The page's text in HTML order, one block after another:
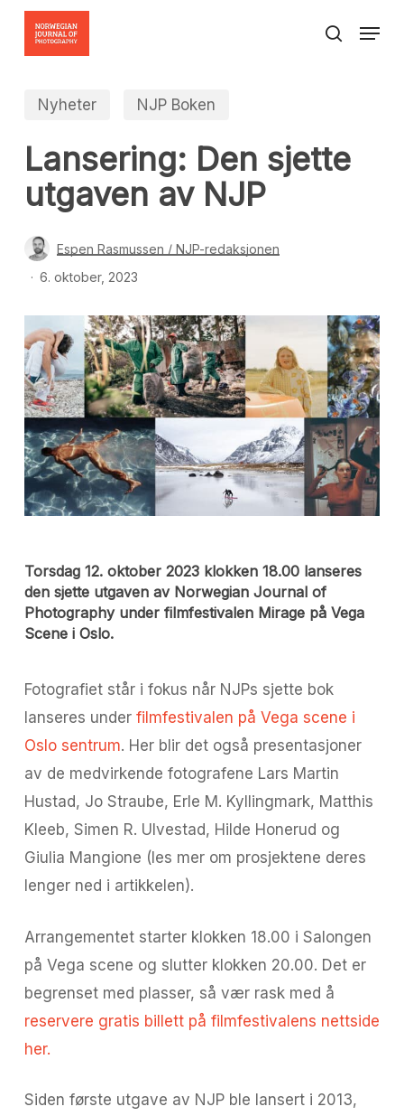
Skip
content
search
Menu
Nyheter NJP Boken
Lansering: Den sjette
utgaven av NJP
Espen Rasmussen / NJP-redaksjonen
6. oktober, 2023
Torsdag 12. oktober 2023 klokken 18.00 lanseres
den sjette utgaven av Norwegian Journal of
Photography under filmfestivalen Mirage på Vega
Scene i Oslo.
Fotografiet står i fokus når NJPs sjette bok
lanseres under filmfestivalen på Vega scene i
Oslo sentrum. Her blir det også presentasjoner
av de medvirkende fotografene Lars Martin
Hustad, Jo Straube, Erle M. Kyllingmark, Matthis
Kleeb, Simen R. Ulvestad, Hilde Honerud og
Giulia Mangione (les mer om prosjektene deres
lenger ned i artikkelen).
Arrangementet starter klokken 18.00 i Salongen
på Vega scene og slutter klokken 20.00. Det er
begrenset med plasser, så vær rask med å
reservere gratis billett på filmfestivalens nettside
her.
Siden første utgave av NJP ble lansert i 2013,